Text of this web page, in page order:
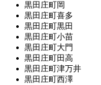
黒田庄町岡
黒田庄町喜多
黒田庄町黒田
黒田庄町小苗
黒田庄町大門
黒田庄町田高
黒田庄町津万井
黒田庄町西澤